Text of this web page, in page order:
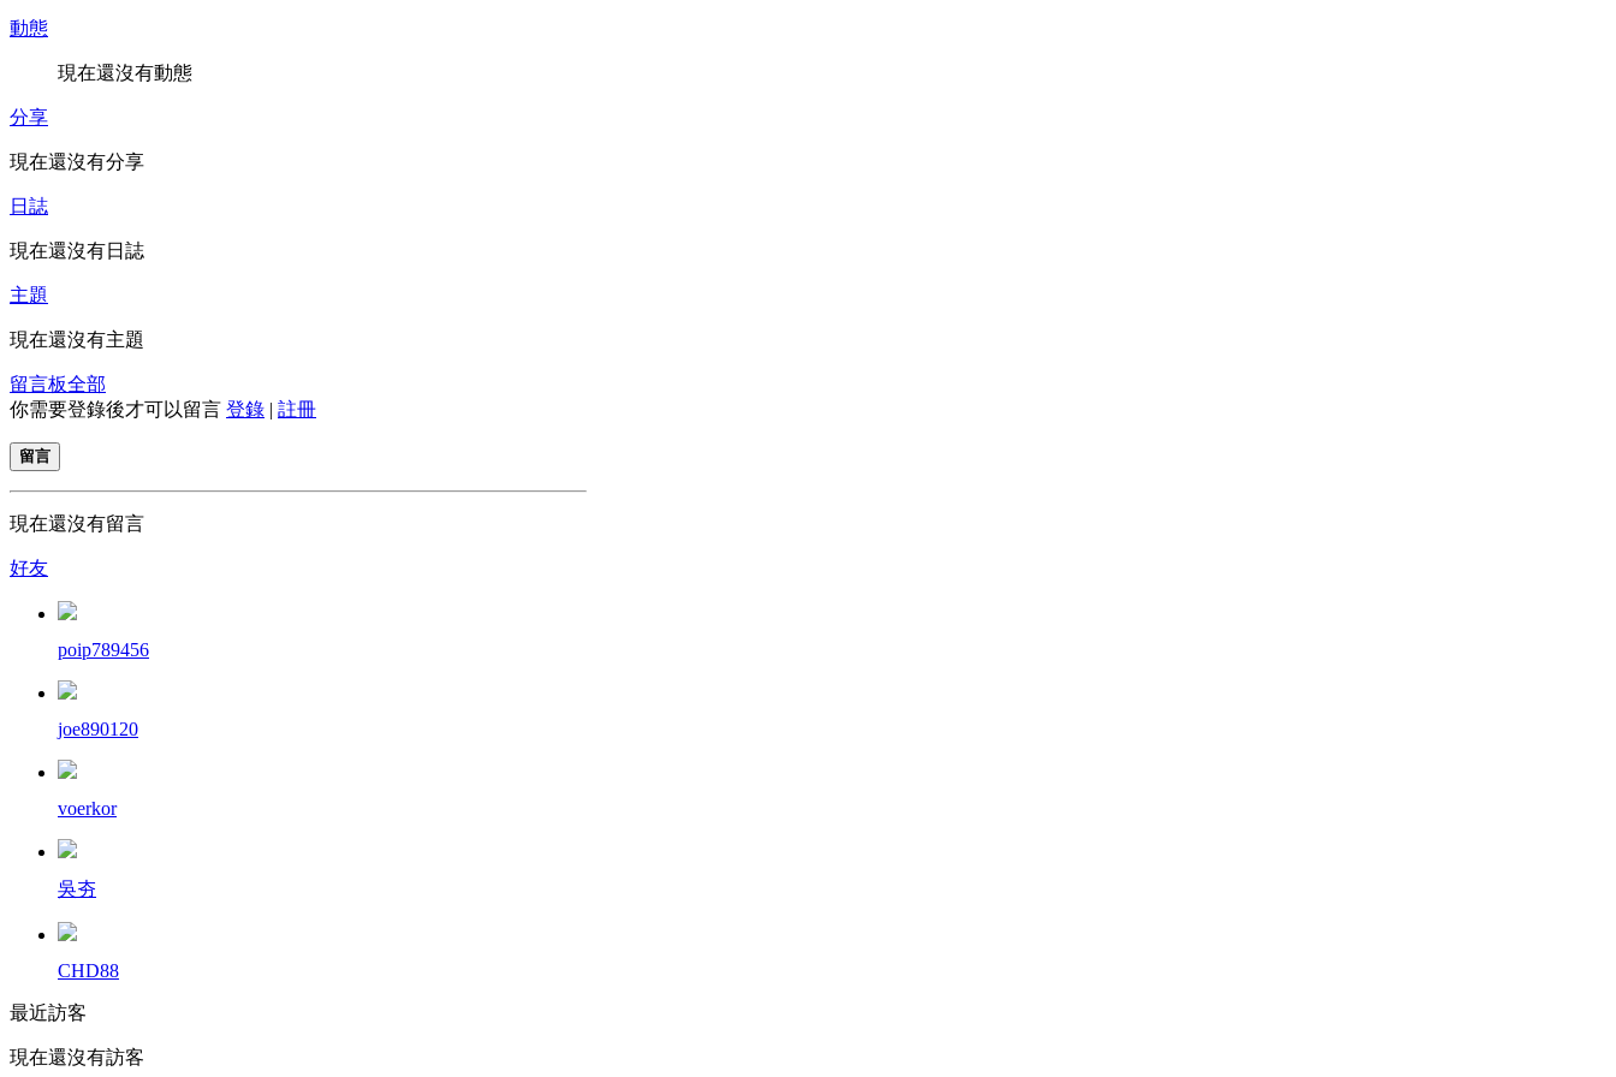
動態
現在還沒有動態
分享
現在還沒有分享
日誌
現在還沒有日誌
主題
現在還沒有主題
留言板全部
你需要登錄後才可以留言 登錄 | 註冊
留言
現在還沒有留言
好友
poip789456
joe890120
voerkor
吳夯
CHD88
最近訪客
現在還沒有訪客